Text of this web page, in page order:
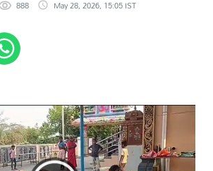
888 May 28, 2026, 15:05 IST